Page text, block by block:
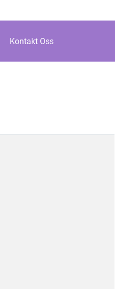
Kontakt Oss